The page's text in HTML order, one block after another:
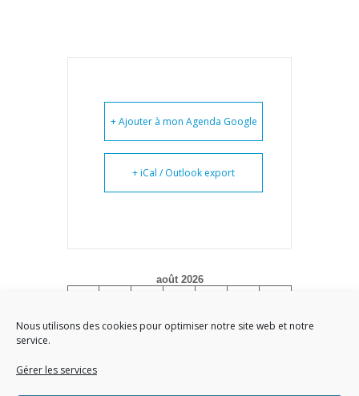
Nous utilisons des cookies pour optimiser notre site web et notre
service.
Gérer les services
+ Ajouter à mon Agenda Google
+ iCal / Outlook export
août 2026
1
2
10